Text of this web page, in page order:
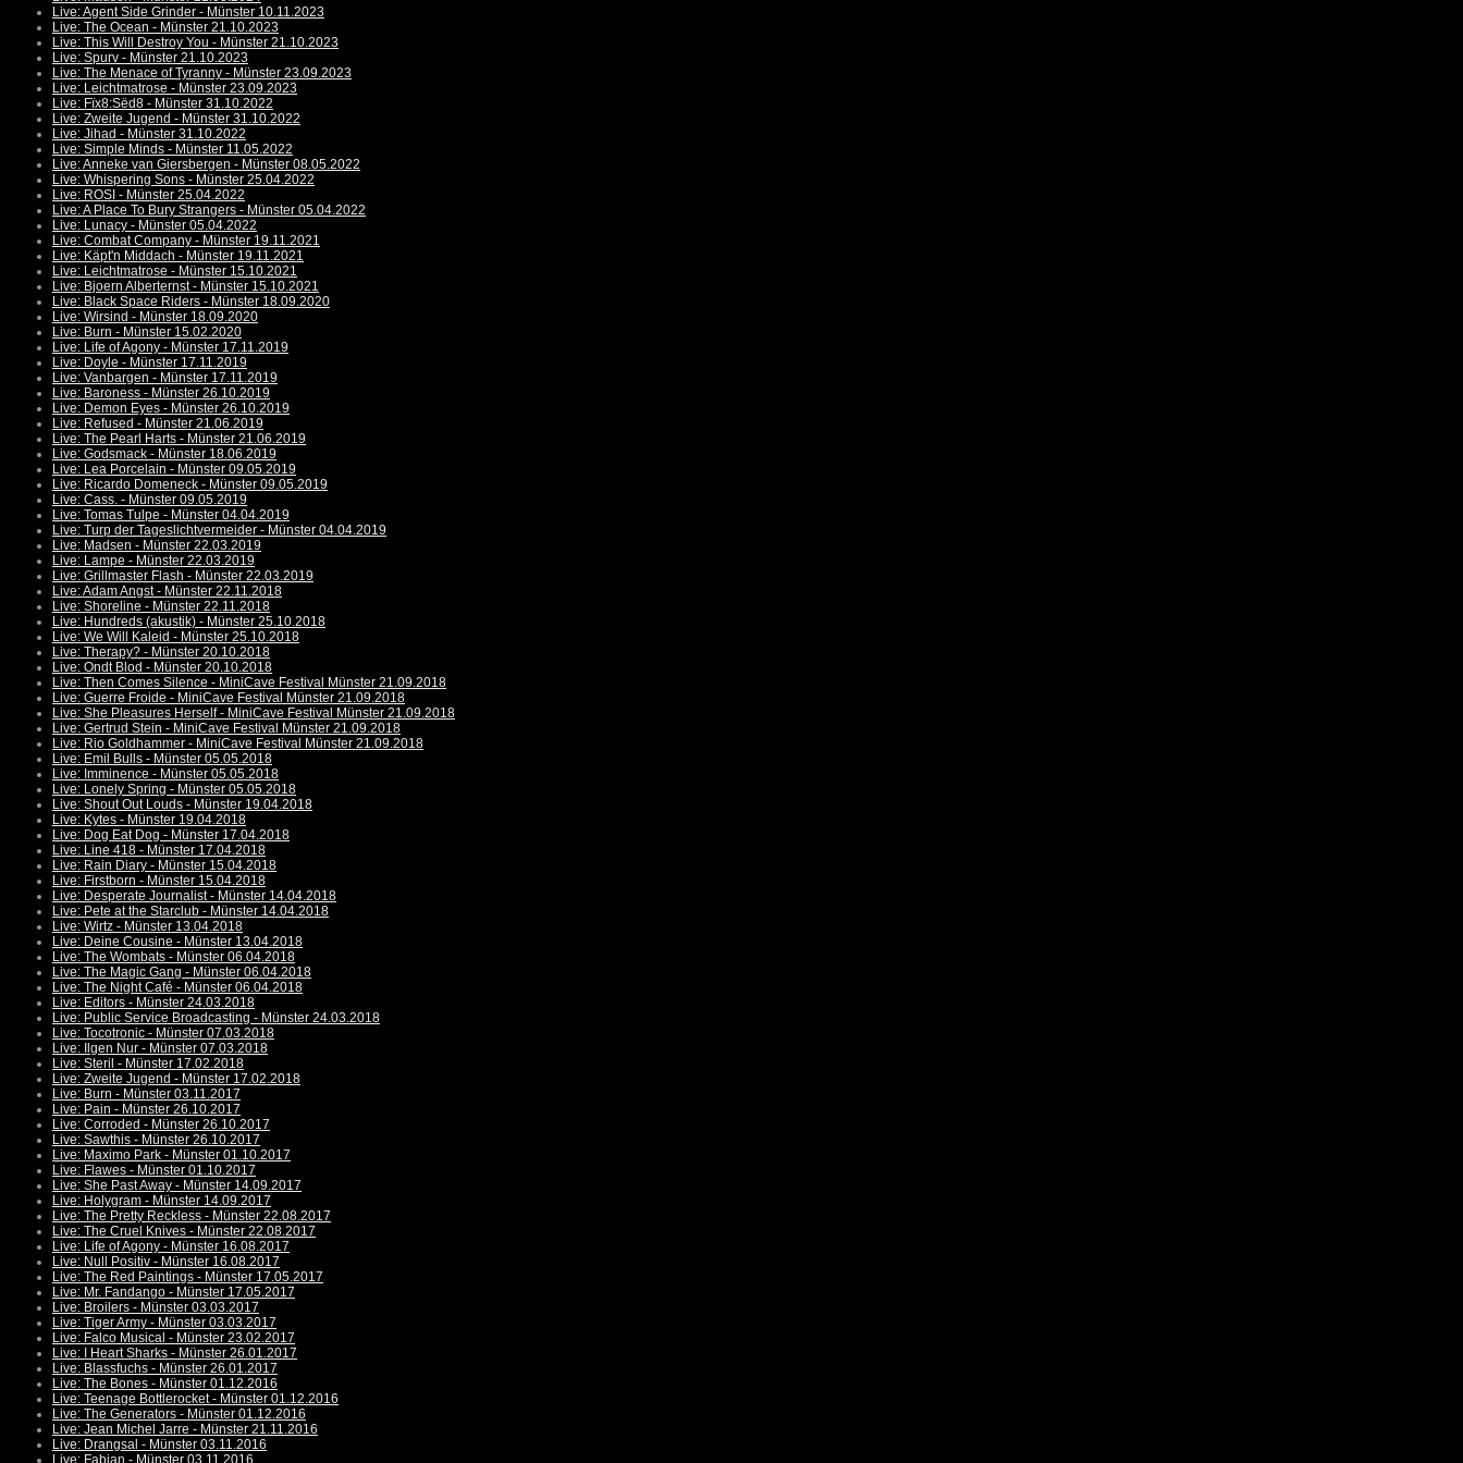
Live: Agent Side Grinder - Münster 10.11.2023
Live: The Ocean - Münster 21.10.2023
Live: This Will Destroy You - Münster 21.10.2023
Live: Spurv - Münster 21.10.2023
Live: The Menace of Tyranny - Münster 23.09.2023
Live: Leichtmatrose - Münster 23.09.2023
Live: Fïx8:Sëd8 - Münster 31.10.2022
Live: Zweite Jugend - Münster 31.10.2022
Live: Jihad - Münster 31.10.2022
Live: Simple Minds - Münster 11.05.2022
Live: Anneke van Giersbergen - Münster 08.05.2022
Live: Whispering Sons - Münster 25.04.2022
Live: ROSI - Münster 25.04.2022
Live: A Place To Bury Strangers - Münster 05.04.2022
Live: Lunacy - Münster 05.04.2022
Live: Combat Company - Münster 19.11.2021
Live: Käpt'n Middach - Münster 19.11.2021
Live: Leichtmatrose - Münster 15.10.2021
Live: Bjoern Alberternst - Münster 15.10.2021
Live: Black Space Riders - Münster 18.09.2020
Live: Wirsind - Münster 18.09.2020
Live: Burn - Münster 15.02.2020
Live: Life of Agony - Münster 17.11.2019
Live: Doyle - Münster 17.11.2019
Live: Vanbargen - Münster 17.11.2019
Live: Baroness - Münster 26.10.2019
Live: Demon Eyes - Münster 26.10.2019
Live: Refused - Münster 21.06.2019
Live: The Pearl Harts - Münster 21.06.2019
Live: Godsmack - Münster 18.06.2019
Live: Lea Porcelain - Münster 09.05.2019
Live: Ricardo Domeneck - Münster 09.05.2019
Live: Cass. - Münster 09.05.2019
Live: Tomas Tulpe - Münster 04.04.2019
Live: Turp der Tageslichtvermeider - Münster 04.04.2019
Live: Madsen - Münster 22.03.2019
Live: Lampe - Münster 22.03.2019
Live: Grillmaster Flash - Münster 22.03.2019
Live: Adam Angst - Münster 22.11.2018
Live: Shoreline - Münster 22.11.2018
Live: Hundreds (akustik) - Münster 25.10.2018
Live: We Will Kaleid - Münster 25.10.2018
Live: Therapy? - Münster 20.10.2018
Live: Ondt Blod - Münster 20.10.2018
Live: Then Comes Silence - MiniCave Festival Münster 21.09.2018
Live: Guerre Froide - MiniCave Festival Münster 21.09.2018
Live: She Pleasures Herself - MiniCave Festival Münster 21.09.2018
Live: Gertrud Stein - MiniCave Festival Münster 21.09.2018
Live: Rio Goldhammer - MiniCave Festival Münster 21.09.2018
Live: Emil Bulls - Münster 05.05.2018
Live: Imminence - Münster 05.05.2018
Live: Lonely Spring - Münster 05.05.2018
Live: Shout Out Louds - Münster 19.04.2018
Live: Kytes - Münster 19.04.2018
Live: Dog Eat Dog - Münster 17.04.2018
Live: Line 418 - Münster 17.04.2018
Live: Rain Diary - Münster 15.04.2018
Live: Firstborn - Münster 15.04.2018
Live: Desperate Journalist - Münster 14.04.2018
Live: Pete at the Starclub - Münster 14.04.2018
Live: Wirtz - Münster 13.04.2018
Live: Deine Cousine - Münster 13.04.2018
Live: The Wombats - Münster 06.04.2018
Live: The Magic Gang - Münster 06.04.2018
Live: The Night Café - Münster 06.04.2018
Live: Editors - Münster 24.03.2018
Live: Public Service Broadcasting - Münster 24.03.2018
Live: Tocotronic - Münster 07.03.2018
Live: Ilgen Nur - Münster 07.03.2018
Live: Steril - Münster 17.02.2018
Live: Zweite Jugend - Münster 17.02.2018
Live: Burn - Münster 03.11.2017
Live: Pain - Münster 26.10.2017
Live: Corroded - Münster 26.10.2017
Live: Sawthis - Münster 26.10.2017
Live: Maximo Park - Münster 01.10.2017
Live: Flawes - Münster 01.10.2017
Live: She Past Away - Münster 14.09.2017
Live: Holygram - Münster 14.09.2017
Live: The Pretty Reckless - Münster 22.08.2017
Live: The Cruel Knives - Münster 22.08.2017
Live: Life of Agony - Münster 16.08.2017
Live: Null Positiv - Münster 16.08.2017
Live: The Red Paintings - Münster 17.05.2017
Live: Mr. Fandango - Münster 17.05.2017
Live: Broilers - Münster 03.03.2017
Live: Tiger Army - Münster 03.03.2017
Live: Falco Musical - Münster 23.02.2017
Live: I Heart Sharks - Münster 26.01.2017
Live: Blassfuchs - Münster 26.01.2017
Live: The Bones - Münster 01.12.2016
Live: Teenage Bottlerocket - Münster 01.12.2016
Live: The Generators - Münster 01.12.2016
Live: Jean Michel Jarre - Münster 21.11.2016
Live: Drangsal - Münster 03.11.2016